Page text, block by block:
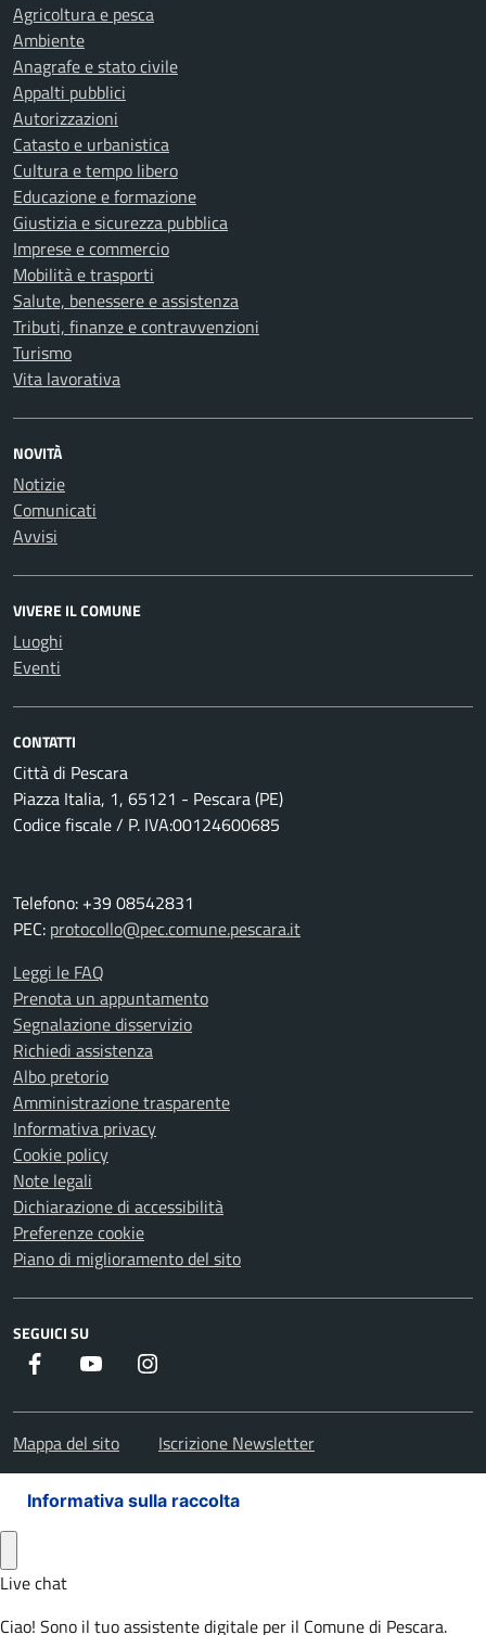
Agricoltura e pesca
Ambiente
Anagrafe e stato civile
Appalti pubblici
Autorizzazioni
Catasto e urbanistica
Cultura e tempo libero
Educazione e formazione
Giustizia e sicurezza pubblica
Imprese e commercio
Mobilità e trasporti
Salute, benessere e assistenza
Tributi, finanze e contravvenzioni
Turismo
Vita lavorativa
NOVITÀ
Notizie
Comunicati
Avvisi
VIVERE IL COMUNE
Luoghi
Eventi
CONTATTI
Città di Pescara
Piazza Italia, 1, 65121 - Pescara (PE)
Codice fiscale / P. IVA:00124600685
Telefono: +39 08542831
PEC: protocollo@pec.comune.pescara.it
Leggi le FAQ
Prenota un appuntamento
Segnalazione disservizio
Richiedi assistenza
Albo pretorio
Amministrazione trasparente
Informativa privacy
Cookie policy
Note legali
Dichiarazione di accessibilità
Preferenze cookie
Piano di miglioramento del sito
SEGUICI SU
Facebook Youtube
Mappa del sito Iscrizione Newsletter
Informativa sulla raccolta